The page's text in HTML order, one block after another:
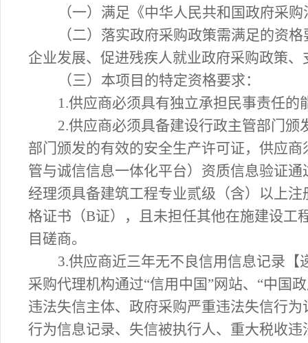
（一）满足《中华人民共和国政府采
（二）落实政府采购政策需满足的资
企业发展、促进残疾人就业政府采购政策
（三）本项目的特定资格要求：
1.供应商必须具有独立承担民事责任的
2.供应商必须具备建设行政主管部门颁
部门颁发的有效的安全生产许可证，供应
管与诚信信息一体化平台）资质信息验证
经理须具备建筑工程专业贰级（含）以上
格证书（B证），
且未担任其他在施建设工
目磋商。
3.供应商近三年无不良信用信息记录
采购代理机构通过“信用中国”网站、“中国
违法失信主体、政府采购严重违法失信行
行为信息记录、失信被执行人、重大税收